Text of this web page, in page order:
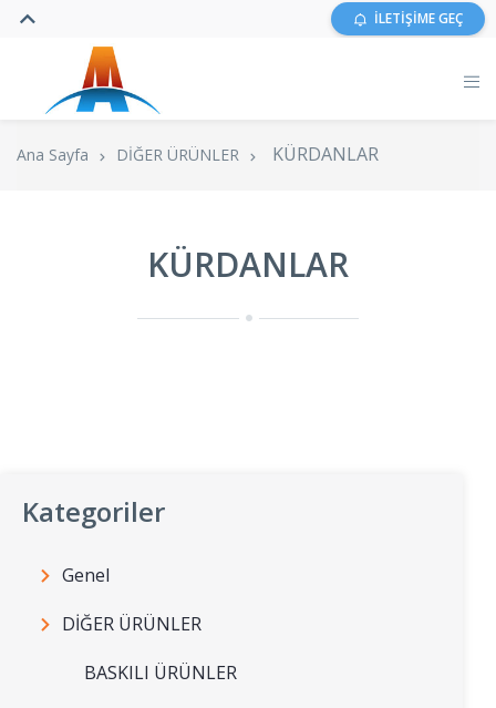
İLETİŞİME GEÇ
Ana Sayfa DİĞER ÜRÜNLER KÜRDANLAR
KÜRDANLAR
Kategoriler
Genel
DİĞER ÜRÜNLER
BASKILI ÜRÜNLER